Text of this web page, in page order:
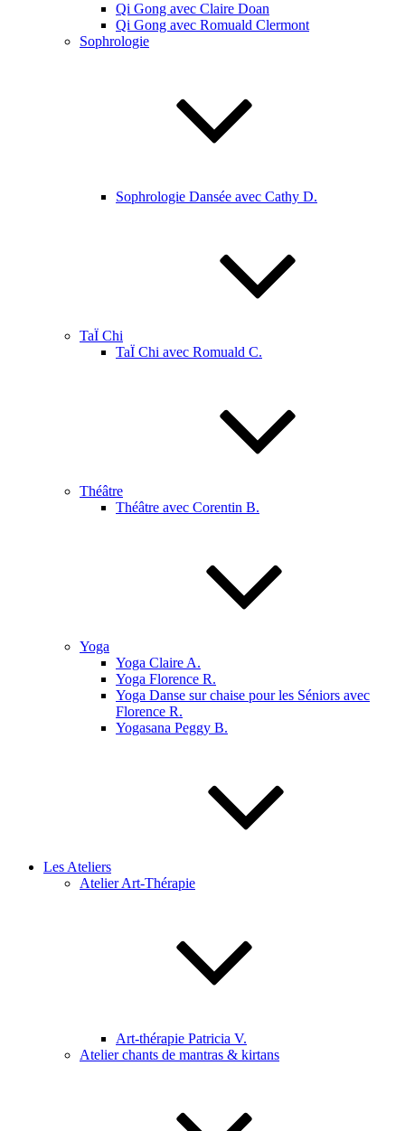
Qi Gong avec Claire Doan
Qi Gong avec Romuald Clermont
Sophrologie
Sophrologie Dansée avec Cathy D.
TaÏ Chi
TaÏ Chi avec Romuald C.
Théâtre
Théâtre avec Corentin B.
Yoga
Yoga Claire A.
Yoga Florence R.
Yoga Danse sur chaise pour les Séniors avec
Florence R.
Yogasana Peggy B.
Les Ateliers
Atelier Art-Thérapie
Art-thérapie Patricia V.
Atelier chants de mantras & kirtans